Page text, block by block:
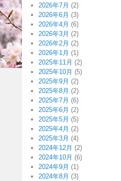
2026年7月 (2)
2026年6月 (3)
2026年4月 (6)
2026年3月 (2)
2026年2月 (2)
2026年1月 (1)
2025年11月 (2)
2025年10月 (5)
2025年9月 (2)
2025年8月 (2)
2025年7月 (6)
2025年6月 (2)
2025年5月 (5)
2025年4月 (2)
2025年3月 (4)
2024年12月 (2)
2024年10月 (6)
2024年9月 (1)
2024年8月 (3)